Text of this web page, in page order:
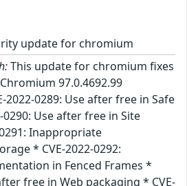
update for chromium
This update for chromium fixes
97.0.4692.99
2022-0289: Use after free in Safe
Use after free in Site
Inappropriate
* CVE-2022-0292:
in Fenced Frames *
free in Web packaging * CVE-